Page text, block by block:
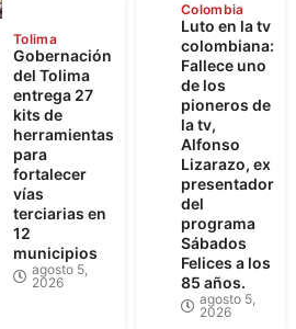
Tolima
Gobernación
del Tolima
entrega 27
kits de
herramientas
para
fortalecer
vías
terciarias en
12
municipios
agosto 5,
2026
Colombia
Luto en la tv
colombiana:
Fallece uno
de los
pioneros de
la tv,
Alfonso
Lizarazo, ex
presentador
del
programa
Sábados
Felices a los
85 años.
agosto 5,
2026